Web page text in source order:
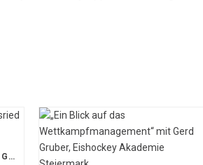
SOLIDA COLLABORAZIONE – GERETSRIED RIVER RATS